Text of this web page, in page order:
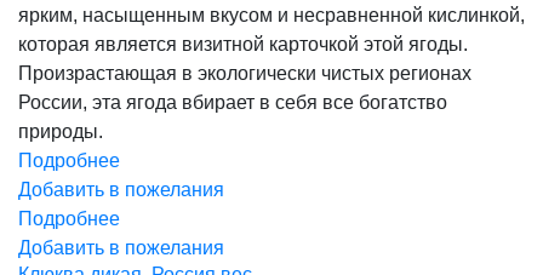
ярким, насыщенным вкусом и несравненной кислинкой,
которая является визитной карточкой этой ягоды.
Произрастающая в экологически чистых регионах
России, эта ягода вбирает в себя все богатство
природы.
Подробнее
Добавить в пожелания
Подробнее
Добавить в пожелания